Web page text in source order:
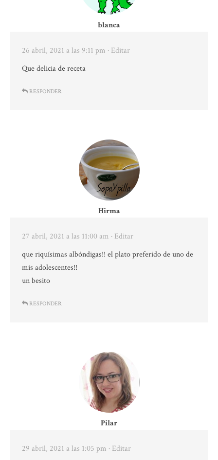
blanca
26 abril, 2021 a las 9:11 pm · Editar
Que delicia de receta
RESPONDER
Hirma
27 abril, 2021 a las 11:00 am · Editar
que riquísimas albóndigas!! el plato preferido de uno de
mis adolescentes!!
un besito
RESPONDER
Pilar
29 abril, 2021 a las 1:05 pm · Editar